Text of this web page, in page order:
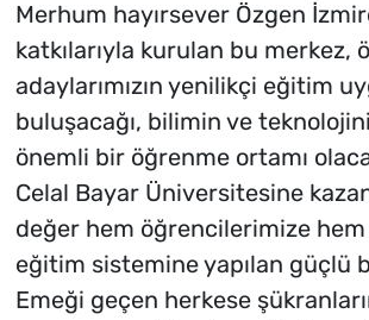
Merhum hayırsever Özgen
katkılarıyla kurulan bu merkez,
adaylarımızın yenilikçi eğitim
buluşacağı, bilimin ve
önemli bir öğrenme ortamı
Celal Bayar Üniversitesine
değer hem öğrencilerimize
eğitim sistemine yapılan güçlü
Emeği geçen herkese